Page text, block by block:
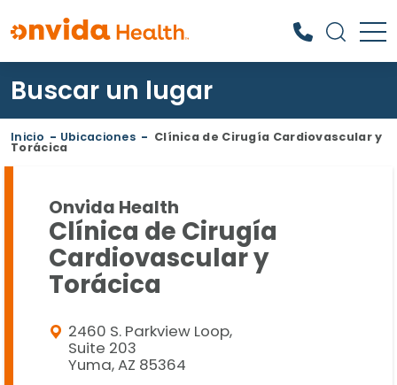
¿Qué podemos ayudarle a
encontrar?
Buscar un lugar
Inicio - Ubicaciones - Clínica de Cirugía Cardiovascular y
Torácica
Onvida Health
Clínica de Cirugía
Cardiovascular y
Torácica
2460 S. Parkview Loop,
Suite 203
Yuma, AZ 85364